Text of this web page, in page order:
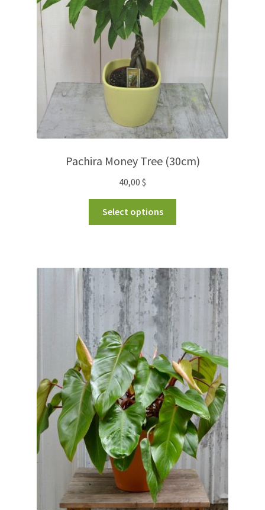
Pachira Money Tree (30cm)
40,00 $
Select options